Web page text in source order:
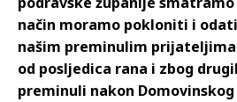
način moramo pokloniti i
našim preminulim
od posljedica rana i zbog
preminuli nakon